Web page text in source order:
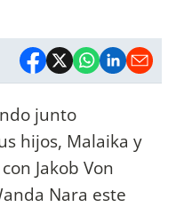
junto
hijos, Malaika y
Jakob Von
Nara este